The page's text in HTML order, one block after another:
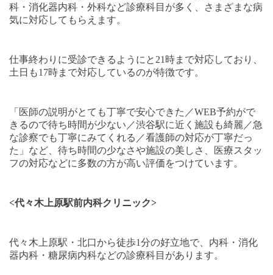
科・消化器内科・外科など診療科目が多く、さまざまな病
気に対応してもらえます。
仕事終わりに受診できるようにと 21 時まで対応しており、
土日も17時まで対応しているのが特徴です。
「医師の説明がとても丁寧で安心できた／WEB予約がで
きるので待ち時間が少ない／渋谷駅に近く施設も綺麗／急
な診察でも丁寧にみてくれる／看護師の対応が丁寧だっ
た」など、待ち時間の少なさや施設の美しさ、医療スタッ
フの対応などに多数の方が高い評価をつけています。
<代々木上原駅前内科クリニック>
代々木上原駅・北口から徒歩1分の好立地で、内科・消化
器内科・糖尿病内科などの診療科目があります。